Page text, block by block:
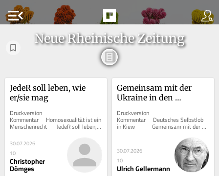
menu_open
Neue Rheinische Zeitung
JedeR soll leben, wie
er/sie mag
Druckversion
Kommentar     Homosexualität ist ein
Menschenrecht      	JedeR soll leben,
30.07.2026
10
Christopher
Dömges
Gemeinsam mit der
Ukraine in den
Druckversion
Kommentar     Deutsches Selbstlob
in Kiew      	Gemeinsam mit der
30.07.2026
10
Ulrich Gellermann